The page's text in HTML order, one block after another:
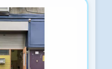
（5,000円）ロ
応です。